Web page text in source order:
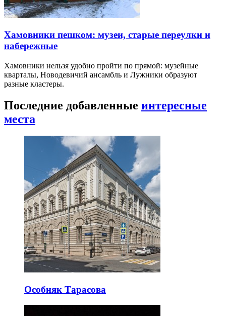
Хамовники пешком: музеи, старые переулки и
набережные
Хамовники нельзя удобно пройти по прямой: музейные
кварталы, Новодевичий ансамбль и Лужники образуют
разные кластеры.
Последние добавленные интересные
места
Особняк Тарасова